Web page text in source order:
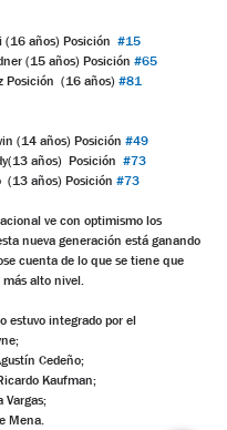
(16 años) Posición #15
(15 años) Posición #65
Posición  (16 años) #81
(14 años) Posición #49
años)  Posición #73
(13 años) Posición #73
ve con optimismo los
nueva generación está ganando
cuenta de lo que se tiene que
alto nivel.
estuvo integrado por el
Cedeño;
Kaufman;
Vargas;
Mena.